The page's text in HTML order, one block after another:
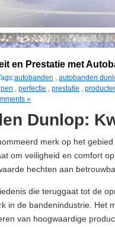
en Prestatie met
autobanden , autobanden
, perfectie , prestatie ,
»
Dunlop:
merk op het
om veiligheid en comfort
hechten aan
die teruggaat tot de
in de bandenindustrie. Het
van hoogwaardige